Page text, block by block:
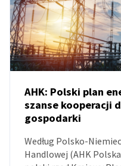
AKTUALNOŚCI
AHK: Polski plan
szanse kooperacji
gospodarki
Według Polsko-
Handlowej (AHK